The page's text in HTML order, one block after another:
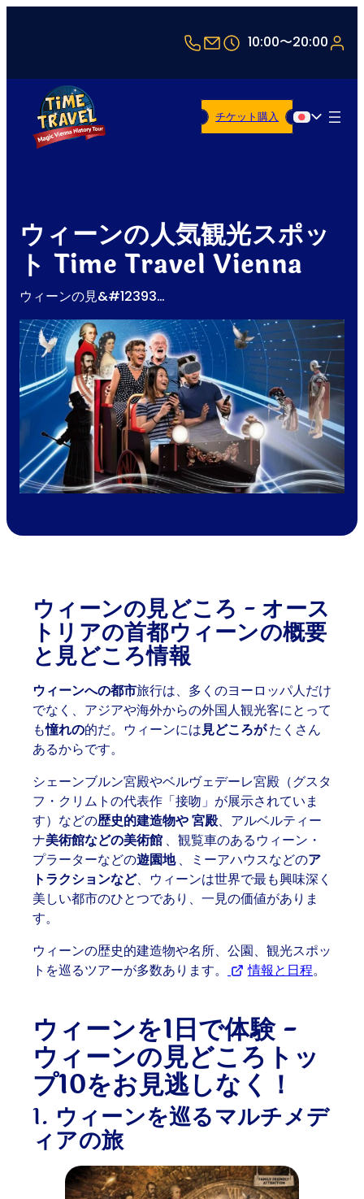
+43 1 5321514
office@timetravel-
10:00〜20:00
日本語
チケット購入
ウィーンの人気観光スポッ
ト Time Travel Vienna
ウィーンの見&#12393…
ウィーンの見どころ - オース
トリアの首都ウィーンの概要
と見どころ情報
ウィーンへの都市旅行は、多くのヨーロッパ人だけ
でなく、アジアや海外からの外国人観光客にとって
も憧れの的だ。ウィーンには見どころがたくさん
あるからです。
シェーンブルン宮殿やベルヴェデーレ宮殿（グスタ
フ・クリムトの代表作「接吻」が展示されていま
す）などの歴史的建造物や宮殿、アルベルティー
ナ美術館などの美術館 、観覧車のあるウィーン・
プラーターなどの遊園地、ミーアハウスなどのア
トラクションなど、ウィーンは世界で最も興味深く
美しい都市のひとつであり、一見の価値がありま
す。
ウィーンの歴史的建造物や名所、公園、観光スポッ
トを巡るツアーが多数あります。
情報と日程。
ウィーンを1日で体験 -
ウィーンの見どころトッ
プ10をお見逃しなく！
1. ウィーンを巡るマルチメデ
ィアの旅